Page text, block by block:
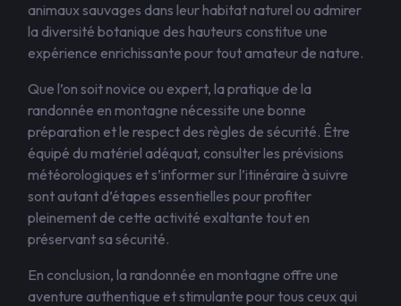
animaux sauvages dans leur habitat naturel ou admirer
la diversité botanique des hauteurs constitue une
expérience enrichissante pour tout amateur de nature.
Que l’on soit novice ou expert, la pratique de la
randonnée en montagne nécessite une bonne
préparation et le respect des règles de sécurité. Être
équipé du matériel adéquat, consulter les prévisions
météorologiques et s’informer sur l’itinéraire à suivre
sont autant d’étapes essentielles pour profiter
pleinement de cette activité exaltante tout en
préservant sa sécurité.
En conclusion, la randonnée en montagne offre une
aventure authentique et stimulante pour tous ceux qui